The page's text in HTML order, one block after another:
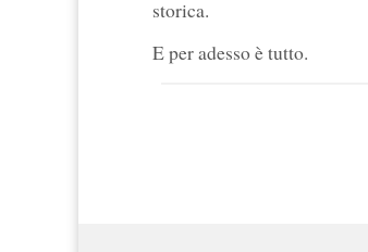
storica.
E per adesso è tutto.